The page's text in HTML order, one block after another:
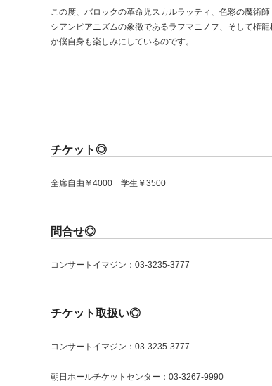
この度、バロックの革命児スカルラッティ、色彩の魔術
シアンピアニズムの象徴であるラフマニノフ、そして権
か僕自身も楽しみにしているのです。
チケット◎
全席自由￥4000 学生￥3500
問合せ◎
コンサートイマジン：03-3235-3777
チケット取扱い◎
コンサートイマジン：03-3235-3777
朝日ホールチケットセンター：03-3267-9990